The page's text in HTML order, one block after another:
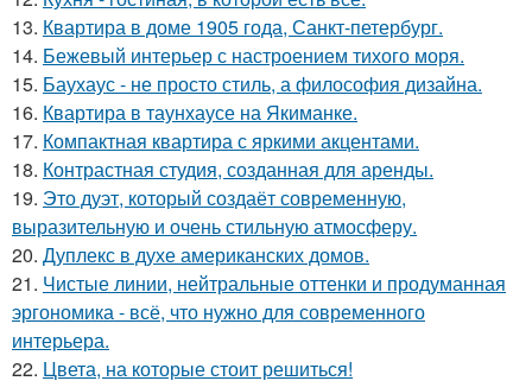
13. Квартира в доме 1905 года, Санкт-петербург.
14. Бежевый интерьер с настроением тихого моря.
15. Баухаус - не просто стиль, а философия дизайна.
16. Квартира в таунхаусе на Якиманке.
17. Компактная квартира с яркими акцентами.
18. Контрастная студия, созданная для аренды.
19. Это дуэт, который создаёт современную,
выразительную и очень стильную атмосферу.
20. Дуплекс в духе американских домов.
21. Чистые линии, нейтральные оттенки и продуманная
эргономика - всё, что нужно для современного
интерьера.
22. Цвета, на которые стоит решиться!